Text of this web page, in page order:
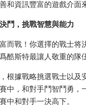
和資訊豐富的遊戲介面
鬥，挑戰智慧與能力
而戰！你選擇的戰士
酷斯特最讓人敬重的隊
根據戰略挑選戰士以及
中，和對手鬥智鬥勇，
中和對手一決高下。